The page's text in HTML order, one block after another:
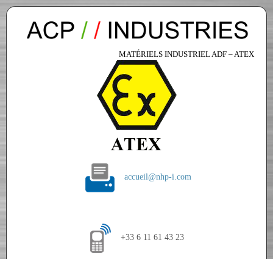
MATÉRIELS INDUSTRIEL ADF – ATEX
accueil@nhp-i.com
+33 6 11 61 43 23